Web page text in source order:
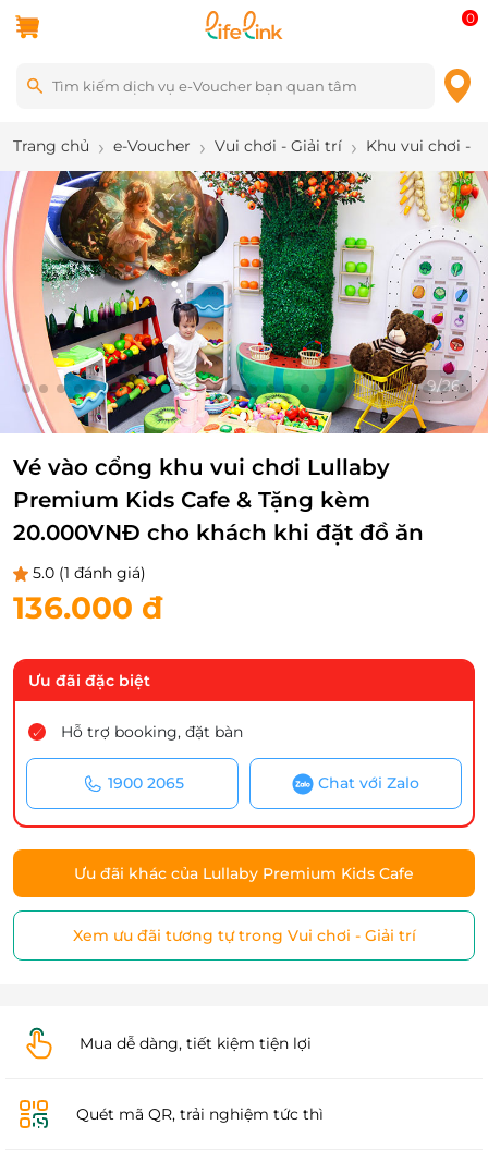
0
Trang chủ e-Voucher Vui chơi - Giải trí Khu vui chơi -
10/26
Vé vào cổng khu vui chơi Lullaby
Premium Kids Cafe & Tặng kèm
20.000VNĐ cho khách khi đặt đồ ăn
5.0 (1 đánh giá)
136.000 đ
Ưu đãi đặc biệt
Hỗ trợ booking, đặt bàn
1900 2065 Chat với Zalo
Ưu đãi khác của Lullaby Premium Kids Cafe
Xem ưu đãi tương tự trong Vui chơi - Giải trí
Mua dễ dàng, tiết kiệm tiện lợi
Quét mã QR, trải nghiệm tức thì